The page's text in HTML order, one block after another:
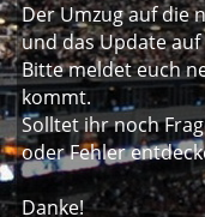
Der Umzug auf die
und das Update
Bitte meldet euch
kommt.
Solltet ihr noch
oder Fehler
Danke!